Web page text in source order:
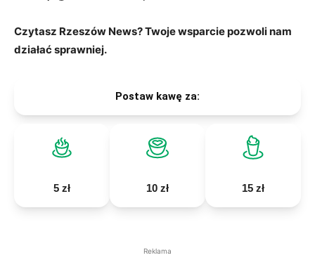
Czytasz Rzeszów News? Twoje wsparcie pozwoli nam
działać sprawniej.
Postaw kawę za:
5 zł 10 zł 15 zł
Reklama